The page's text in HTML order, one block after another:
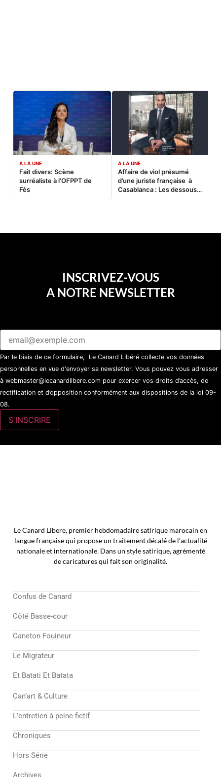
A LA UNE
Fait divers: Scène
surréaliste à l’OFPPT de
Fès
A LA UNE
Affaire de viol présumé
d’une juriste française à
Casablanca : Les dessous
INSCRIVEZ-VOUS
A NOTRE NEWSLETTER
Par le biais de ce formulaire, Le Canard Libéré collecte vos données
personnelles en vue d'envoyer sa newsletter. Vous pouvez vous adresser
à webmaster@lecanardlibere.com pour exercer vos droits d’accès, de
rectification et d’opposition conformément aux dispositions de la loi 09-
08.
Le Canard Libere, premier hebdomadaire satirique marocain en
langue française qui propose un traitement décalé de l’actualité
nationale et internationale. Dans un style satirique, agrémenté
de caricatures qui fait son originalité.
Confus de Canard
Côté Basse-cour
Caneton Fouineur
Le Migrateur
Et Batati Et Batata
Can’art & Culture
L’entretien à peine fictif
Chroniques
Hors Série
Archives